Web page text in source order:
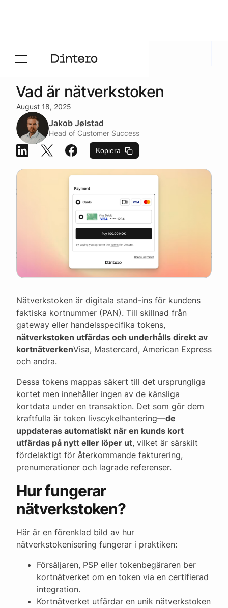
Aktuelt Blogg
Vad är nätverkstoken
August 18, 2025
Jakob Jølstad
Head of Customer Success
Kopiera
Nätverkstoken är digitala stand-ins för kundens
faktiska kortnummer (PAN). Till skillnad från
gateway eller handelsspecifika tokens,
nätverkstoken utfärdas och underhålls direkt av
kortnätverkenVisa, Mastercard, American Express
och andra.
Dessa tokens mappas säkert till det ursprungliga
kortet men innehåller ingen av de känsliga
kortdata under en transaktion. Det som gör dem
kraftfulla är token livscykelhantering—de
uppdateras automatiskt när en kunds kort
utfärdas på nytt eller löper ut, vilket är särskilt
fördelaktigt för återkommande fakturering,
prenumerationer och lagrade referenser.
Hur fungerar
nätverkstoken?
Här är en förenklad bild av hur
nätverkstokenisering fungerar i praktiken:
Försäljaren, PSP eller tokenbegäraren ber
kortnätverket om en token via en certifierad
integration.
Kortnätverket utfärdar en unik nätverkstoken